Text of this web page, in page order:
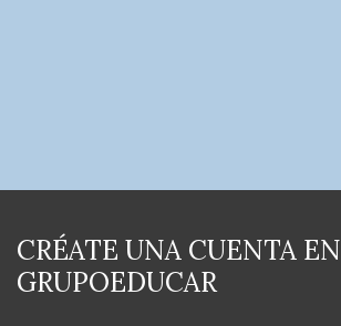
CRÉATE UNA CUENTA EN
GRUPOEDUCAR